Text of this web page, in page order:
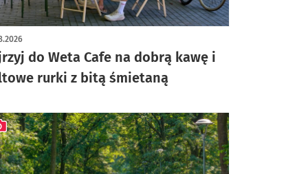
do Weta Cafe na dobrą kawę i
rurki z bitą śmietaną
z galerią zdjęć